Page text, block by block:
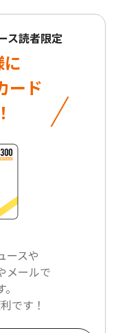
ス読者限定
ード
ースや
メールで
です！